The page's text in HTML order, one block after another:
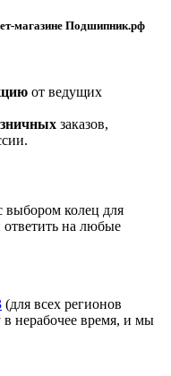
магазине Подшипник.рф
от ведущих
заказов,
колец для
на любые
(для всех регионов
нерабочее время, и мы